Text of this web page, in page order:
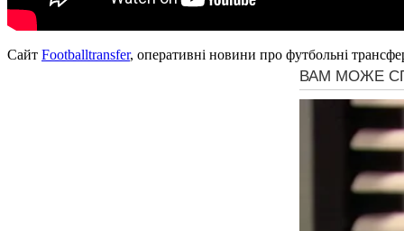
Сайт Footballtransfer, оперативні новини про футбольні